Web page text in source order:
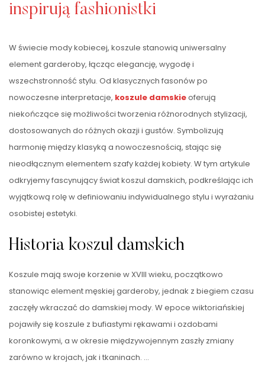
inspirują fashionistki
W świecie mody kobiecej, koszule stanowią uniwersalny
element garderoby, łącząc elegancję, wygodę i
wszechstronność stylu. Od klasycznych fasonów po
nowoczesne interpretacje, koszule damskieoferują
niekończące się możliwości tworzenia różnorodnych stylizacji,
dostosowanych do różnych okazji i gustów. Symbolizują
harmonię między klasyką a nowoczesnością, stając się
nieodłącznym elementem szafy każdej kobiety. W tym artykule
odkryjemy fascynujący świat koszul damskich, podkreślając ich
wyjątkową rolę w definiowaniu indywidualnego stylu i wyrażaniu
osobistej estetyki.
Historia koszul damskich
Koszule mają swoje korzenie w XVIII wieku, początkowo
stanowiąc element męskiej garderoby, jednak z biegiem czasu
zaczęły wkraczać do damskiej mody. W epoce wiktoriańskiej
pojawiły się koszule z bufiastymi rękawami i ozdobami
koronkowymi, a w okresie międzywojennym zaszły zmiany
zarówno w krojach, jak i tkaninach. …